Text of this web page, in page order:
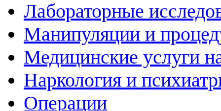
Лабораторные
Манипуляции и
Медицинские услуги
Наркология и
Операции